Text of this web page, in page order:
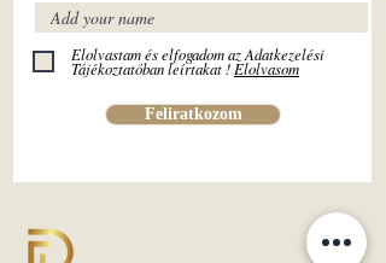
Elolvastam és elfogadom az Adatkezelési
Tájékoztatóban leírtakat ! Elolvasom
Feliratkozom